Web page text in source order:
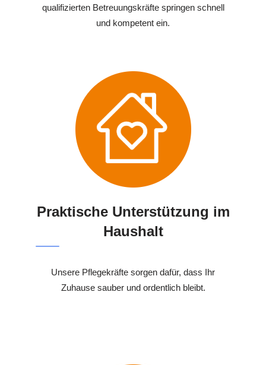
qualifizierten Betreuungskräfte springen schnell
und kompetent ein.
Praktische Unterstützung im
Haushalt
Unsere Pflegekräfte sorgen dafür, dass Ihr
Zuhause sauber und ordentlich bleibt.